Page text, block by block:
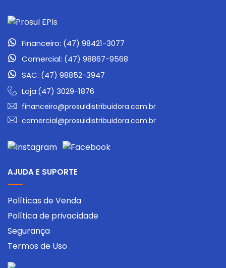
Financeiro: (47) 98421-3077
Comercial: (47) 98867-9568
SAC: (47) 98852-3947
Loja:(47) 3029-1876
financeiro@prosuldistribuidora.com.br
comercial@prosuldistribuidora.com.br
AJUDA E SUPORTE
Políticas de Venda
Política de privacidade
Segurança
Termos de Uso